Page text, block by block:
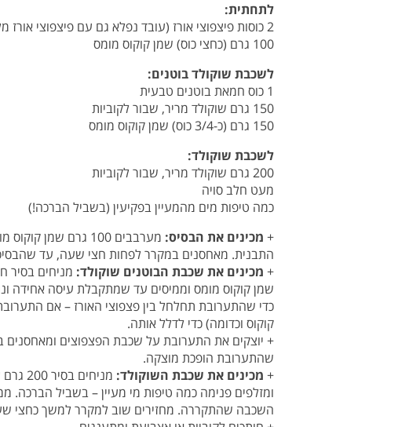
לתחתית:
2 כוסות פיצפוצי אורז (עובד נפלא גם עם פיצפוצי אורז מלא)
100 גרם (כחצי כוס) שמן קוקוס מומס
לשכבת שוקולד בוטנים:
1 כוס חמאת בוטנים טבעית
150 גרם שוקולד מריר, שבור לקוביות
150 גרם (כ-3/4 כוס) שמן קוקוס מומס
לשכבת שוקולד:
200 גרם שוקולד מריר, שבור לקוביות
מעט חלב סויה
כמה טיפות מים מהמעיין בפקיעין (בשביל הברכה!)
+ מכינים את הבסיס:
מערבבים 100 גרם
התבנית. מאחסנים במקרר לפחות חצי שעה, עד
+ מכינים את שכבת הבוטנים שוקולד:
שמן קוקוס מומס וממיסים עד שמתקבלת עיסה אחידה
כדי שהתערובת תחלחל בין פצפוצי האורז – אם
קוקוס וכדומה) כדי לדלל אותה.
+ יוצקים את התערובת על שכבת הפצפוצים
שהתערובת הופכת מוצקה.
+ מכינים את שכבת השוקולד:
ומזלפים פנימה כמה טיפות מי מעיין – בשביל הברכה.
השכבה שהתקררה. מחזירים שוב למקרר למשך כחצי